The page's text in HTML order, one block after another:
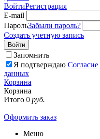
ВойтиРегистрация
E-mail
ПарольЗабыли пароль?
Создать учетную запись
Войти
Запомнить
Я подтверждаю
данных
Корзина
Корзина
Итого 0 руб.
Оформить заказ
Меню